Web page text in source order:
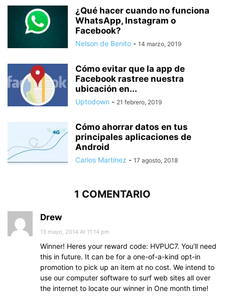
¿Qué hacer cuando no funciona
WhatsApp, Instagram o
Facebook?
Nelson de Benito - 14 marzo, 2019
Cómo evitar que la app de
Facebook rastree nuestra
ubicación en...
Uptodown - 21 febrero, 2019
Cómo ahorrar datos en tus
principales aplicaciones de
Android
Carlos Martínez - 17 agosto, 2018
1 COMENTARIO
Drew
13 mayo, 2014 At 11:14 pm
Winner! Heres your reward code: HVPUC7. You’ll need
this in future. It can be for a one-of-a-kind opt-in
promotion to pick up an item at no cost. We intend to
use our computer software to surf web sites all over
the internet to locate our winner in One month time!